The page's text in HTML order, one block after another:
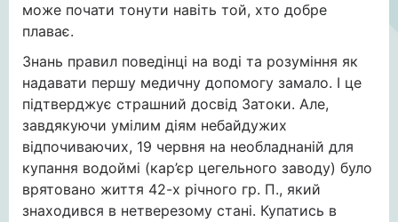
може почати тонути навіть той, хто добре
плаває.
Знань правил поведінці на воді та розуміння як
надавати першу медичну допомогу замало. І це
підтверджує страшний досвід Затоки. Але,
завдякуючи умілим діям небайдужих
відпочиваючих, 19 червня на необладнаній для
купання водоймі (кар’єр цегельного заводу) було
врятовано життя 42-х річного гр. П., який
знаходився в нетверезому стані. Купатись в